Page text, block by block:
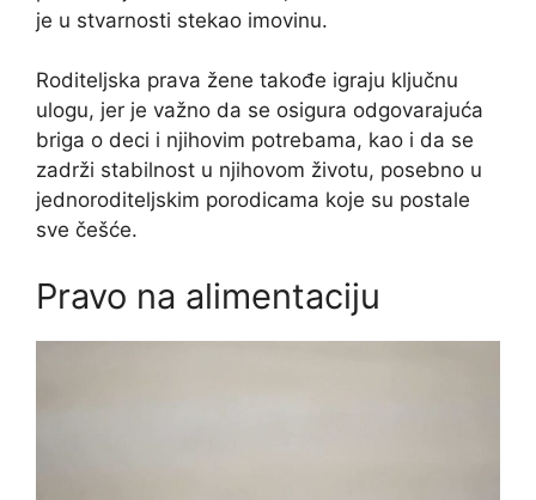
je u stvarnosti stekao imovinu.
Roditeljska prava žene takođe igraju ključnu
ulogu, jer je važno da se osigura odgovarajuća
briga o deci i njihovim potrebama, kao i da se
zadrži stabilnost u njihovom životu, posebno u
jednoroditeljskim porodicama koje su postale
sve češće.
Pravo na alimentaciju